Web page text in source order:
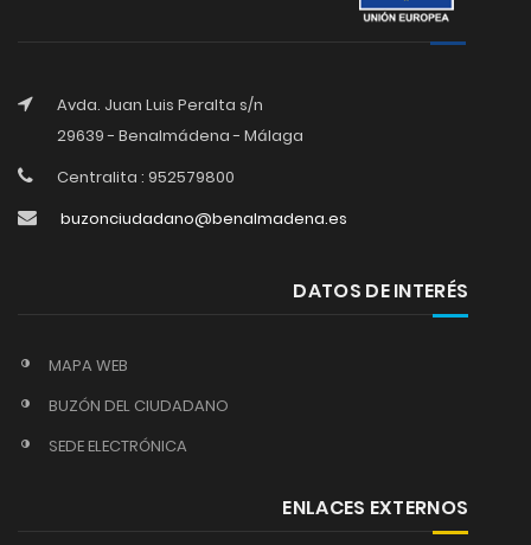
Avda. Juan Luis Peralta s/n
29639 - Benalmádena - Málaga
Centralita : 952579800
buzonciudadano@benalmadena.es
DATOS DE INTERÉS
MAPA WEB
BUZÓN DEL CIUDADANO
SEDE ELECTRÓNICA
ENLACES EXTERNOS